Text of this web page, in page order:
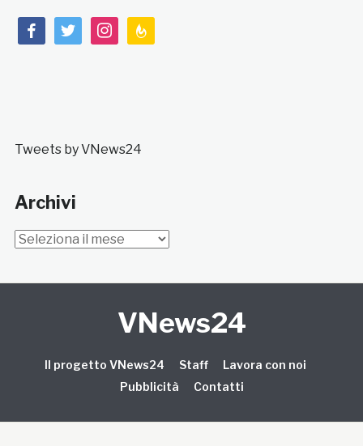
facebooktwitterinstagramfeedburner
Tweets by VNews24
Archivi
Archivi
VNews24
Il progetto VNews24 Staff
Lavora con noi
Pubblicità
Contatti